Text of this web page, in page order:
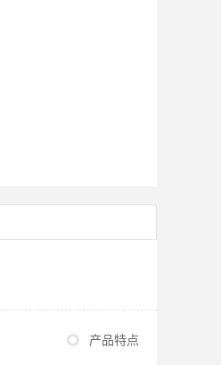
产品特点